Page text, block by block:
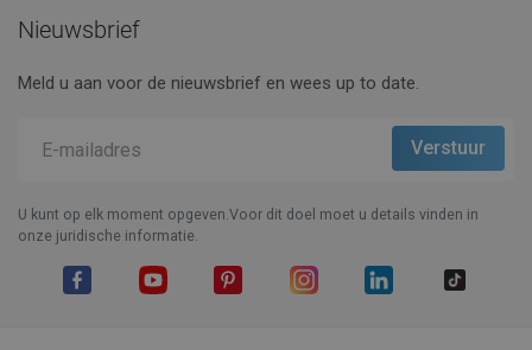
Nieuwsbrief
Meld u aan voor de nieuwsbrief en wees up to date.
U kunt op elk moment opgeven.Voor dit doel moet u details vinden in
onze juridische informatie.